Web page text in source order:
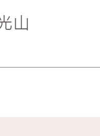
山